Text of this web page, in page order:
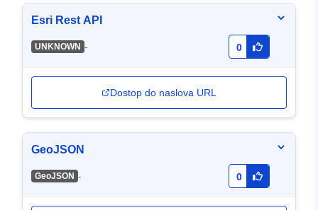
Esri Rest API
UNKNOWN - 0
Dostop do naslova URL
GeoJSON
GeoJSON - 0